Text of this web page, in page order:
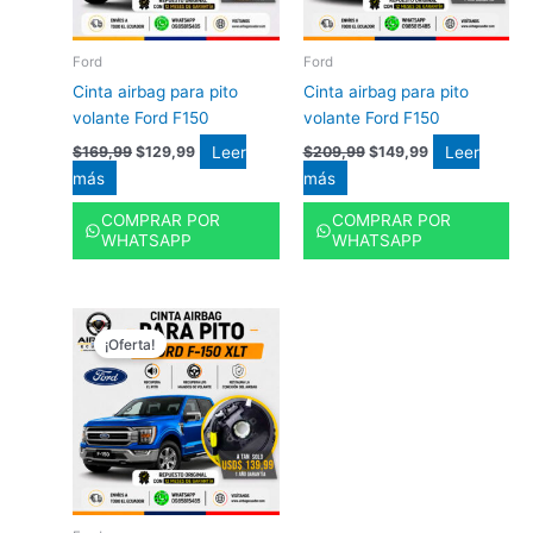
Ford
Cinta airbag para pito
volante Ford F150
$169,99 $129,99
Leer
más
COMPRAR POR
WHATSAPP
Ford
Cinta airbag para pito
volante Ford F150
$209,99 $149,99
Leer
más
COMPRAR POR
WHATSAPP
¡Oferta!
El
precio
original
era:
$209,99.
El
precio
actual
es:
$139,99.